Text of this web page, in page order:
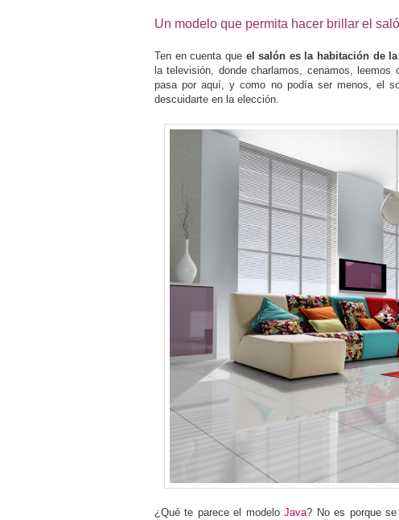
Un modelo que permita hacer brillar el
Ten en cuenta que el salón es la habitación de
la televisión, donde charlamos, cenamos,
pasa por aquí, y como no podía ser menos, el
descuidarte en la elección.
¿Qué te parece el modeloJava? No es porque